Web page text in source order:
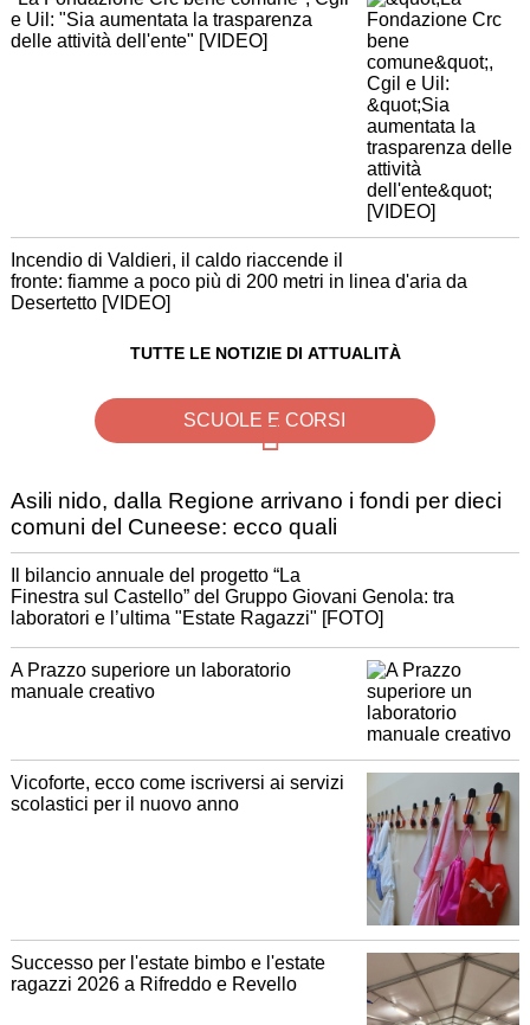
e Uil: "Sia aumentata la trasparenza
delle attività dell'ente" [VIDEO]
Incendio di Valdieri, il caldo riaccende il
fronte: fiamme a poco più di 200 metri in linea d'aria da
Desertetto [VIDEO]
TUTTE LE NOTIZIE DI ATTUALITÀ
SCUOLE E CORSI
Asili nido, dalla Regione arrivano i fondi per dieci
comuni del Cuneese: ecco quali
Il bilancio annuale del progetto “La
Finestra sul Castello” del Gruppo Giovani Genola: tra
laboratori e l’ultima "Estate Ragazzi" [FOTO]
A Prazzo superiore un laboratorio
manuale creativo
Vicoforte, ecco come iscriversi ai servizi
scolastici per il nuovo anno
Successo per l'estate bimbo e l'estate
ragazzi 2026 a Rifreddo e Revello